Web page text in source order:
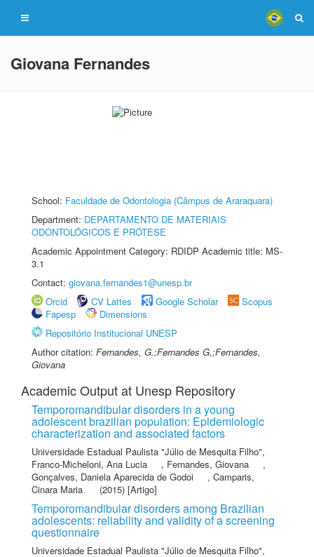
Giovana Fernandes
School: Faculdade de Odontologia (Câmpus de Araraquara)
Department: DEPARTAMENTO DE MATERIAIS
ODONTOLÓGICOS E PRÓTESE
Academic Appointment Category: RDIDP Academic title: MS-
3.1
Contact: giovana.fernandes1@unesp.br
Orcid
CV Lattes Google Scholar
Scopus
Fapesp
Dimensions
Repositório Institucional UNESP
Author citation: Fernandes, G.;Fernandes G,;Fernandes,
Giovana
Academic Output at Unesp Repository
Temporomandibular disorders in a young
adolescent brazilian population: Epidemiologic
characterization and associated factors
Universidade Estadual Paulista "Júlio de Mesquita Filho",
Franco-Micheloni, Ana Lucia
, Fernandes, Giovana
,
Gonçalves, Daniela Aparecida de Godoi
, Camparis,
Cinara Maria
(2015) [Artigo]
Temporomandibular disorders among Brazilian
adolescents: reliability and validity of a screening
questionnaire
Universidade Estadual Paulista "Júlio de Mesquita Filho",